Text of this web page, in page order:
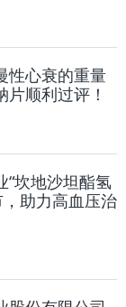
心衰的重量
顺利过评！
坎地沙坦酯氢
助力高血压治